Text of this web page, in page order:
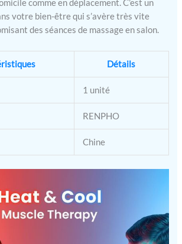
comme en déplacement. C’est un
votre bien-être qui s’avère très vite
des séances de massage en salon.
Détails
1 unité
RENPHO
Chine